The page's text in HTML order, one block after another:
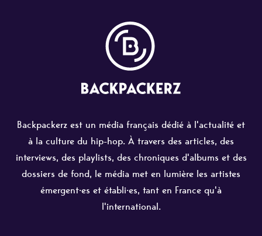
Backpackerz est un média français dédié à l'actualité et
à la culture du hip-hop. À travers des articles, des
interviews, des playlists, des chroniques d'albums et des
dossiers de fond, le média met en lumière les artistes
émergent·es et établi·es, tant en France qu'à
l'international.